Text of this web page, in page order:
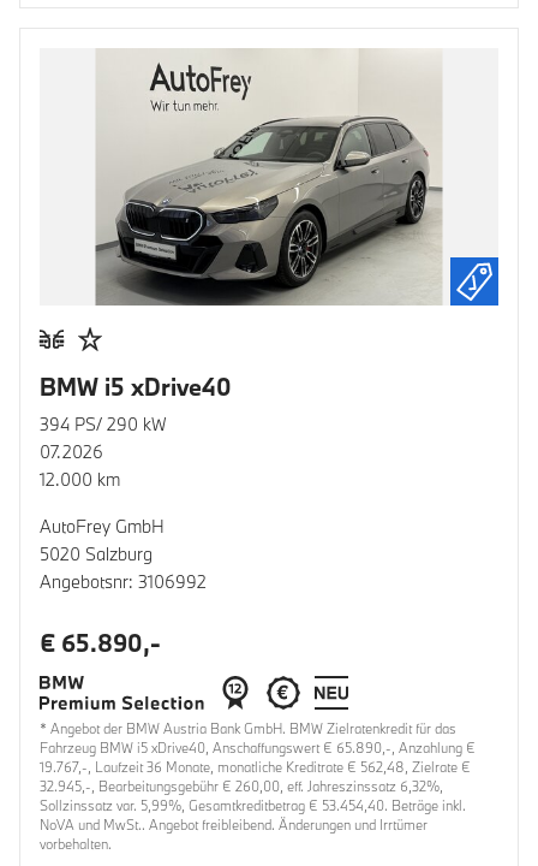
BMW i5 xDrive40
394 PS/ 290 kW
07.2026
12.000 km
AutoFrey GmbH
5020 Salzburg
Angebotsnr: 3106992
€ 65.890,-
* Angebot der BMW Austria Bank GmbH. BMW Zielratenkredit für das
Fahrzeug BMW i5 xDrive40, Anschaffungswert € 65.890,-, Anzahlung €
19.767,-, Laufzeit 36 Monate, monatliche Kreditrate € 562,48, Zielrate €
32.945,-, Bearbeitungsgebühr € 260,00, eff. Jahreszinssatz 6,32%,
Sollzinssatz var. 5,99%, Gesamtkreditbetrag € 53.454,40. Beträge inkl.
NoVA und MwSt.. Angebot freibleibend. Änderungen und Irrtümer
vorbehalten.